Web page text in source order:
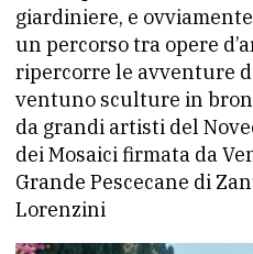
giardiniere, e
un percorso tra opere
ripercorre le avventure
ventuno sculture in
da grandi artisti del
dei Mosaici firmata da
Grande Pescecane di
Lorenzini